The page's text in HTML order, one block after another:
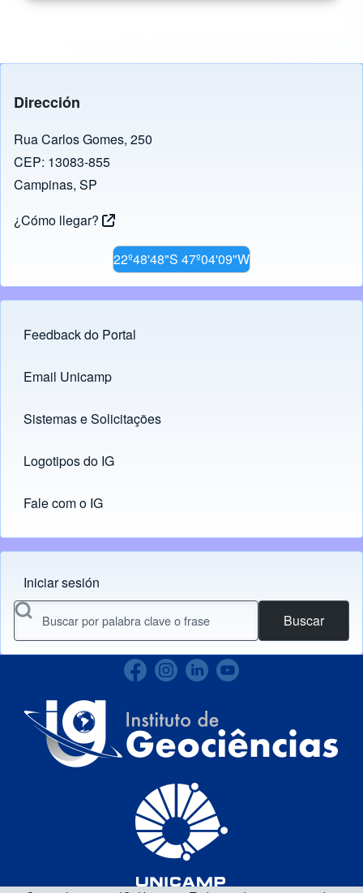
Dirección
Rua Carlos Gomes, 250
CEP: 13083-855
Campinas, SP
¿Cómo llegar?
22º48'48"S 47º04'09"W
Footer menu
Feedback do Portal
Links
Email Unicamp
(opens in new tab)
Sistemas e Solicitações
(opens in new tab)
Logotipos do IG
(opens in new tab)
Fale com o IG
Menu do usuário
Iniciar sesión
Buscar